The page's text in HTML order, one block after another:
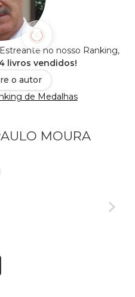
no nosso Ranking,
livros vendidos!
o autor
de Medalhas
MOURA